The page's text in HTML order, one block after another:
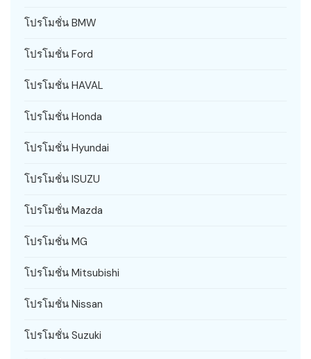
โปรโมชั่น BMW
โปรโมชั่น Ford
โปรโมชั่น HAVAL
โปรโมชั่น Honda
โปรโมชั่น Hyundai
โปรโมชั่น ISUZU
โปรโมชั่น Mazda
โปรโมชั่น MG
โปรโมชั่น Mitsubishi
โปรโมชั่น Nissan
โปรโมชั่น Suzuki